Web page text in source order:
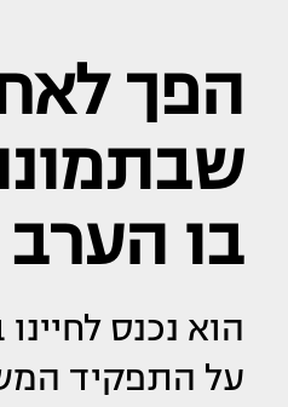
הפך
בו
הוא נכנס
על התפקיד